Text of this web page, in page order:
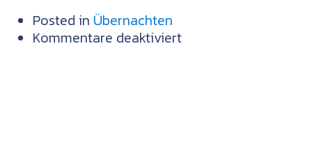
Posted in Übernachten
Kommentare deaktiviertfür